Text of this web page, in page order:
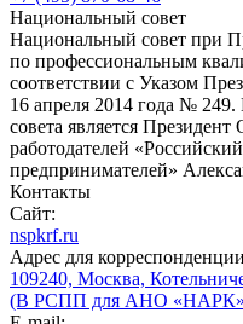
Национальный совет
Национальный совет при
по профессиональным
соответствии с Указом
16 апреля 2014 года №
совета является
работодателей
предпринимателей»
Контакты
Сайт:
nspkrf.ru
Адрес для
109240, Москва,
(В РСПП для АНО